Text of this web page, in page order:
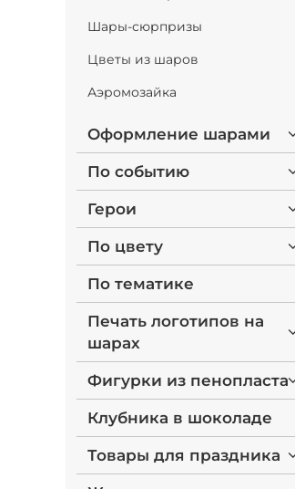
Шары-сюрпризы
Цветы из шаров
Аэромозайка
Оформление шарами
По событию
Герои
По цвету
По тематике
Печать логотипов на
шарах
Фигурки из пенопласта
Клубника в шоколаде
Товары для праздника